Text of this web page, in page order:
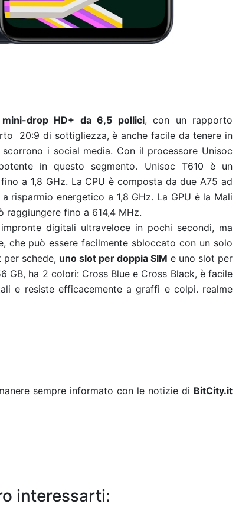
drop HD+ da 6,5 ​​pollici, con un rapporto
20:9 di sottigliezza, è anche facile da tenere in
i social media. Con il processore Unisoc
in questo segmento. Unisoc T610 è un
a 1,8 GHz. La CPU è composta da due A75 ad
risparmio energetico a 1,8 GHz. La GPU è la Mali
raggiungere fino a 614,4 MHz.
digitali ultraveloce in pochi secondi, ma
che può essere facilmente sbloccato con un solo
schede, uno slot per doppia SIM e uno slot per
GB, ha 2 colori: Cross Blue e Cross Black, è facile
e resiste efficacemente a graffi e colpi. realme
sempre informato con le notizie di BitCity.it
interessarti: